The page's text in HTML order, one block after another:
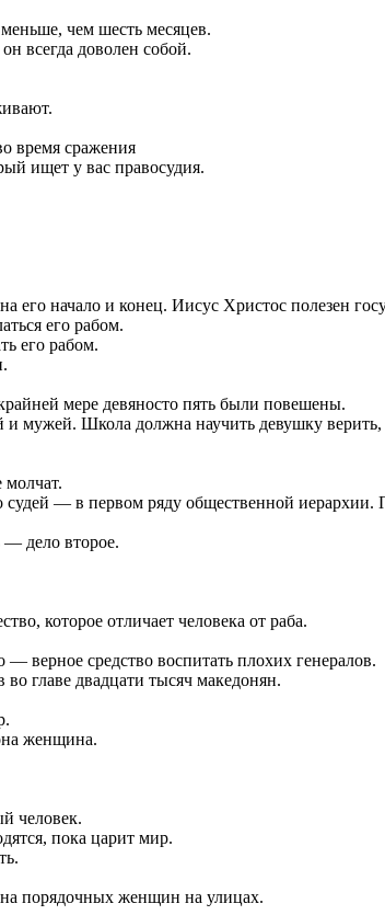
чем шесть месяцев.
всегда доволен собой.
ищет у вас правосудия.
его начало и конец. Иисус Христос полезен
его рабом.
его рабом.
мере девяносто пять были повешены.
и мужей. Школа должна научить девушку верить,
— в первом ряду общественной иерархии.
— дело второе.
которое отличает человека от раба.
верное средство воспитать плохих генералов.
главе двадцати тысяч македонян.
женщина.
человек.
пока царит мир.
порядочных женщин на улицах.